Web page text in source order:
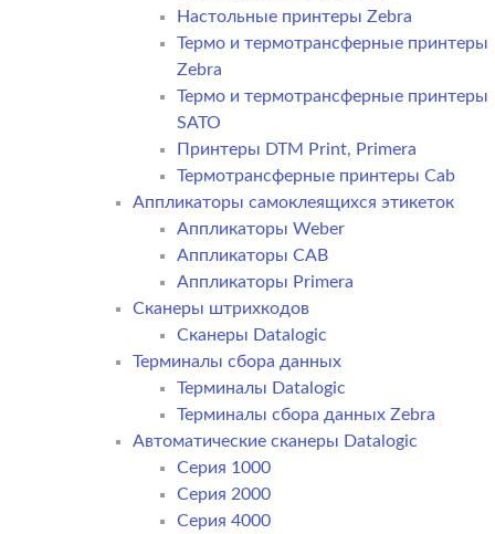
Настольные принтеры Zebra
Термо и термотрансферные принтеры
Zebra
Термо и термотрансферные принтеры
SATO
Принтеры DTM Print, Primera
Термотрансферные принтеры Cab
Аппликаторы самоклеящихся этикеток
Аппликаторы Weber
Аппликаторы CAB
Аппликаторы Primera
Сканеры штрихкодов
Сканеры Datalogic
Терминалы сбора данных
Терминалы Datalogic
Терминалы сбора данных Zebra
Автоматические сканеры Datalogic
Серия 1000
Серия 2000
Серия 4000